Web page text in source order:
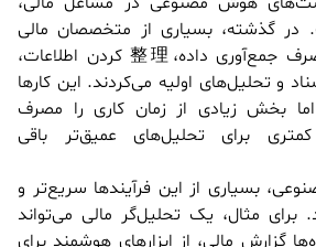
در گذشته، بسیاری از متخصصان مالی
ساعت‌های طولانی را صرف جمع‌آوری داده،整理 کردن اطلاعات،
و تحلیل‌های اولیه می‌کردند. این کارها
بخش زیادی از زمان کاری را مصرف
برای تحلیل‌های عمیق‌تر باقی
بسیاری از این فرآیندها سریع‌تر و
برای مثال، یک تحلیل‌گر مالی می‌تواند
گزارش مالی، از ابزارهای هوشمند برای